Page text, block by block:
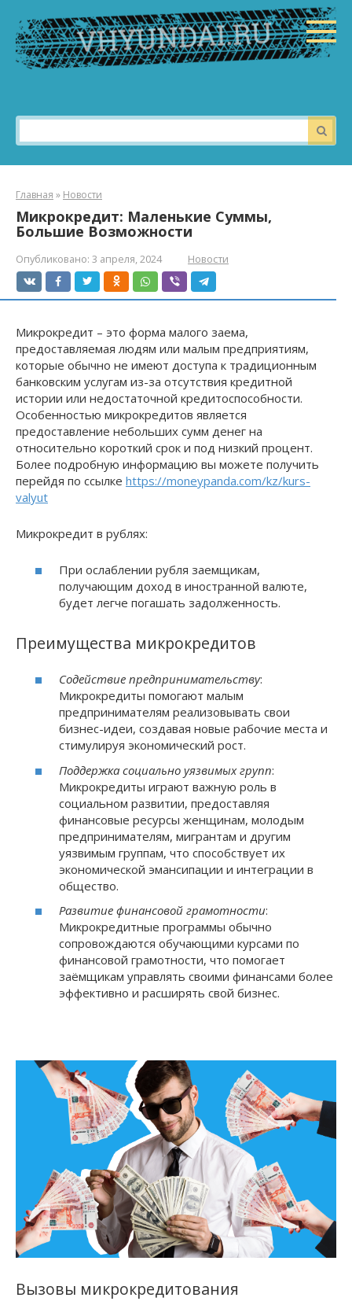
контенту
Поиск:
Главная » Новости
Микрокредит: Маленькие Суммы,
Большие Возможности
Опубликовано: 3 апреля, 2024 Новости
Микрокредит – это форма малого заема,
предоставляемая людям или малым предприятиям,
которые обычно не имеют доступа к традиционным
банковским услугам из-за отсутствия кредитной
истории или недостаточной кредитоспособности.
Особенностью микрокредитов является
предоставление небольших сумм денег на
относительно короткий срок и под низкий процент.
Более подробную информацию вы можете получить
перейдя по ссылке https://moneypanda.com/kz/kurs-
valyut
Микрокредит в рублях:
При ослаблении рубля заемщикам,
получающим доход в иностранной валюте,
будет легче погашать задолженность.
Преимущества микрокредитов
Содействие предпринимательству:
Микрокредиты помогают малым
предпринимателям реализовывать свои
бизнес-идеи, создавая новые рабочие места и
стимулируя экономический рост.
Поддержка социально уязвимых групп:
Микрокредиты играют важную роль в
социальном развитии, предоставляя
финансовые ресурсы женщинам, молодым
предпринимателям, мигрантам и другим
уязвимым группам, что способствует их
экономической эмансипации и интеграции в
общество.
Развитие финансовой грамотности:
Микрокредитные программы обычно
сопровождаются обучающими курсами по
финансовой грамотности, что помогает
заёмщикам управлять своими финансами более
эффективно и расширять свой бизнес.
Вызовы микрокредитования